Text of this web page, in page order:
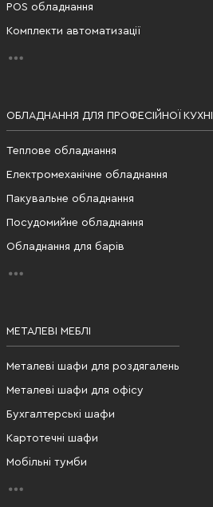
POS обладнання
Комплекти автоматизації
ОБЛАДНАННЯ ДЛЯ ПРОФЕСІЙНОЇ КУХНІ
Теплове обладнання
Електромеханічне обладнання
Пакувальне обладнання
Посудомийне обладнання
Обладнання для барів
МЕТАЛЕВІ МЕБЛІ
Металеві шафи для роздягалень
Металеві шафи для офісу
Бухгалтерські шафи
Картотечні шафи
Мобільні тумби